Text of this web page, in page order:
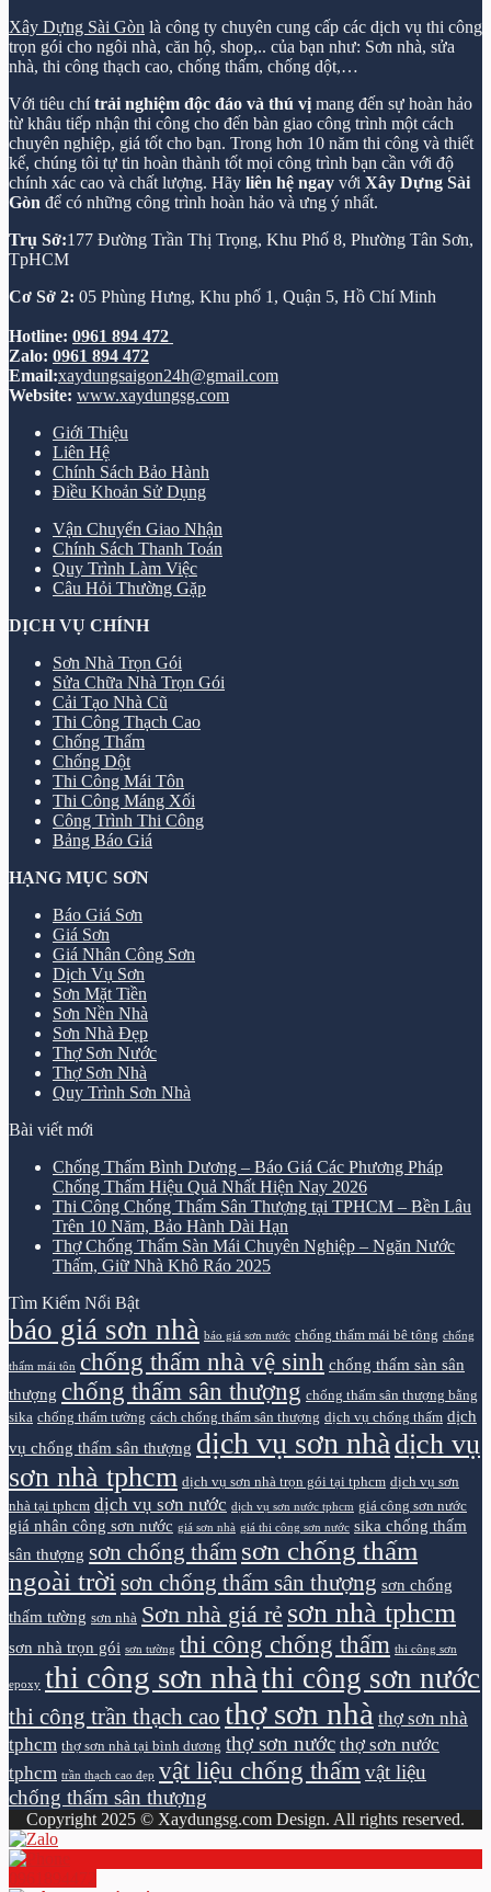
Xây Dựng Sài Gòn là công ty chuyên cung cấp các dịch vụ thi công
trọn gói cho ngôi nhà, căn hộ, shop,.. của bạn như: Sơn nhà, sửa
nhà, thi công thạch cao, chống thấm, chống dột,…
Với tiêu chítrải nghiệm độc đáo và thú vị mang đến sự hoàn hảo
từ khâu tiếp nhận thi công cho đến bàn giao công trình một cách
chuyên nghiệp, giá tốt cho bạn. Trong hơn 10 năm thi công và thiết
kế, chúng tôi tự tin hoàn thành tốt mọi công trình bạn cần với độ
chính xác cao và chất lượng. Hãy liên hệ ngay với Xây Dựng Sài
Gòn để có những công trình hoàn hảo và ưng ý nhất.
Trụ Sở:177 Đường Trần Thị Trọng, Khu Phố 8, Phường Tân Sơn,
TpHCM
Cơ Sở 2: 05 Phùng Hưng, Khu phố 1, Quận 5, Hồ Chí Minh
Hotline: 0961 894 472
Zalo: 0961 894 472
Email:xaydungsaigon24h@gmail.com
Website: www.xaydungsg.com
Giới Thiệu
Liên Hệ
Chính Sách Bảo Hành
Điều Khoản Sử Dụng
Vận Chuyển Giao Nhận
Chính Sách Thanh Toán
Quy Trình Làm Việc
Câu Hỏi Thường Gặp
DỊCH VỤ CHÍNH
Sơn Nhà Trọn Gói
Sửa Chữa Nhà Trọn Gói
Cải Tạo Nhà Cũ
Thi Công Thạch Cao
Chống Thấm
Chống Dột
Thi Công Mái Tôn
Thi Công Máng Xối
Công Trình Thi Công
Bảng Báo Giá
HẠNG MỤC SƠN
Báo Giá Sơn
Giá Sơn
Giá Nhân Công Sơn
Dịch Vụ Sơn
Sơn Mặt Tiền
Sơn Nền Nhà
Sơn Nhà Đẹp
Thợ Sơn Nước
Thợ Sơn Nhà
Quy Trình Sơn Nhà
Bài viết mới
Chống Thấm Bình Dương – Báo Giá Các Phương Pháp
Chống Thấm Hiệu Quả Nhất Hiện Nay 2026
Thi Công Chống Thấm Sân Thượng tại TPHCM – Bền Lâu
Trên 10 Năm, Bảo Hành Dài Hạn
Thợ Chống Thấm Sàn Mái Chuyên Nghiệp – Ngăn Nước
Thấm, Giữ Nhà Khô Ráo 2025
Tìm Kiếm Nổi Bật
báo giá sơn nhà báo giá sơn nước chống thấm mái bê tông chống
thấm mái tôn chống thấm nhà vệ sinh chống thấm sàn sân
thượng chống thấm sân thượng chống thấm sân thượng bằng
sika chống thấm tường cách chống thấm sân thượng dịch vụ chống thấm dịch
vụ chống thấm sân thượng dịch vụ sơn nhà dịch vụ
sơn nhà tphcm dịch vụ sơn nhà trọn gói tại tphcm dịch vụ sơn
nhà tại tphcm dịch vụ sơn nước dịch vụ sơn nước tphcm giá công sơn nước
giá nhân công sơn nước giá sơn nhà giá thi công sơn nước sika chống thấm
sân thượng sơn chống thấm sơn chống thấm
ngoài trời sơn chống thấm sân thượng sơn chống
thấm tường sơn nhà Sơn nhà giá rẻ sơn nhà tphcm
sơn nhà trọn gói sơn tường thi công chống thấm thi công sơn
epoxy thi công sơn nhà thi công sơn nước
thi công trần thạch cao thợ sơn nhà thợ sơn nhà
tphcm thợ sơn nhà tại bình dương thợ sơn nước thợ sơn nước
tphcm trần thạch cao đẹp vật liệu chống thấm vật liệu
chống thấm sân thượng
Copyright 2025 © Xaydungsg.com Design. All rights reserved.